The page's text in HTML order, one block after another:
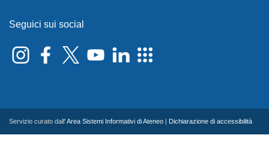
Seguici sui social
Servizio curato dall'Area Sistemi Informativi di Ateneo Dichiarazione di accessibilità